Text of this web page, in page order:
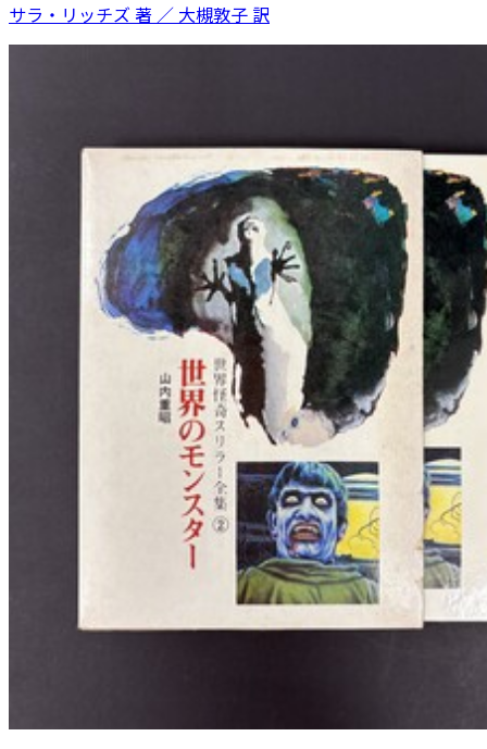
サラ・リッチズ 著 ／ 大槻敦子 訳